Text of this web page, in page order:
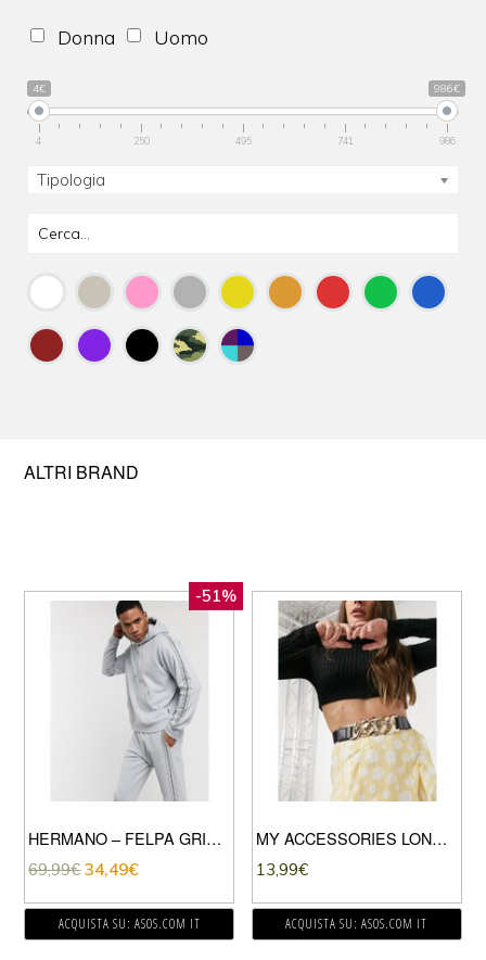
Donna Uomo
4€ 986€
4 250 495 741 986
Tipologia
ALTRI BRAND
-51%
HERMANO – FELPA GRIGIA CON CAPPUCCIO LOGO E FETTUCCE LATERALI-GRIGIO
69,99€ 34,49€
ACQUISTA SU: ASOS.COM IT
MY ACCESSORIES LONDON – CINTURA PER BLAZER CON DETTAGLIO CON CATENA A MAGLIE, COLORE ORO-NERO
13,99€
ACQUISTA SU: ASOS.COM IT